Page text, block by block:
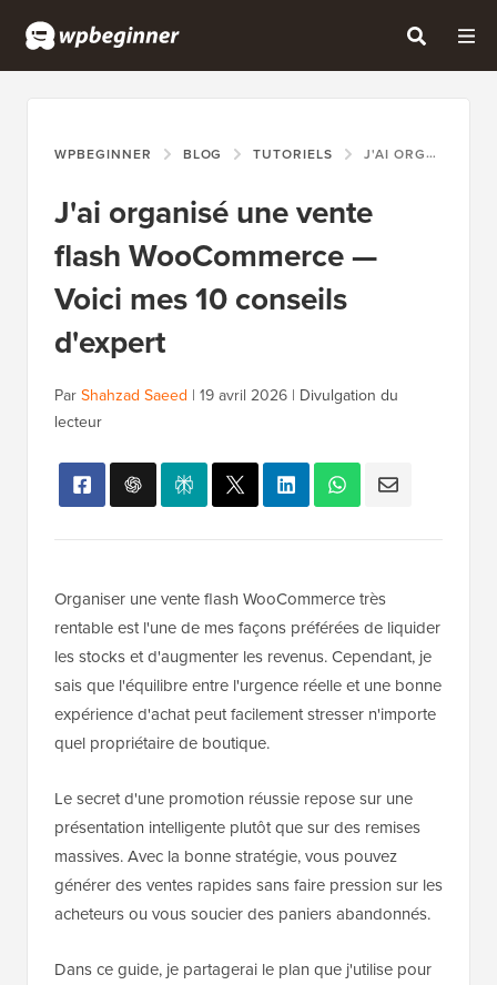
WPBEGINNER BLOG TUTORIELS J'AI ORGANISÉ UNE VENTE FLASH WOOCOMMERCE — VOICI MES 10 CONSEILS D'EXPERT
J'ai organisé une vente
flash WooCommerce —
Voici mes 10 conseils
d'expert
Par Shahzad Saeed | 19 avril 2026 | Divulgation du
lecteur
Organiser une vente flash WooCommerce très
rentable est l'une de mes façons préférées de liquider
les stocks et d'augmenter les revenus. Cependant, je
sais que l'équilibre entre l'urgence réelle et une bonne
expérience d'achat peut facilement stresser n'importe
quel propriétaire de boutique.
Le secret d'une promotion réussie repose sur une
présentation intelligente plutôt que sur des remises
massives. Avec la bonne stratégie, vous pouvez
générer des ventes rapides sans faire pression sur les
acheteurs ou vous soucier des paniers abandonnés.
Dans ce guide, je partagerai le plan que j'utilise pour